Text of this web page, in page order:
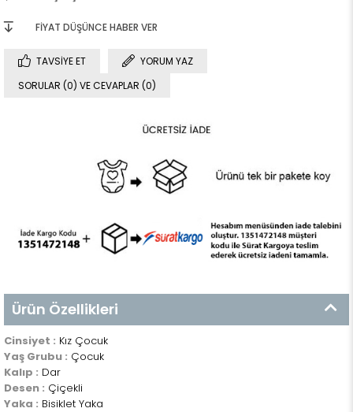
FIYAT DÜŞÜNCE HABER VER
TAVSIYE ET
YORUM YAZ
SORULAR (0) VE CEVAPLAR (0)
Ürün Özellikleri
Cinsiyet : Kız Çocuk
Yaş Grubu : Çocuk
Kalıp : Dar
Desen : Çiçekli
Yaka : Bisiklet Yaka